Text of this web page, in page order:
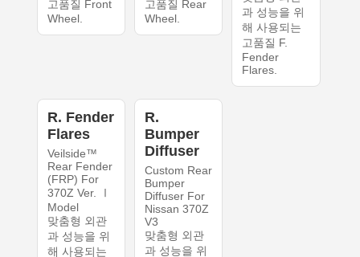
고품질 Front
Wheel.
고품질 Rear
Wheel.
과 성능을 위
해 사용되는
고품질 F.
Fender
Flares.
R. Fender
Flares
Veilside™
Rear Fender
(FRP) For
370Z Ver. Ⅰ
Model
맞춤형 외관
과 성능을 위
해 사용되는
R.
Bumper
Diffuser
Custom Rear
Bumper
Diffuser For
Nissan 370Z
V3
맞춤형 외관
과 성능을 위